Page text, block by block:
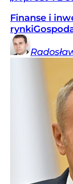
Finanse i
rynki